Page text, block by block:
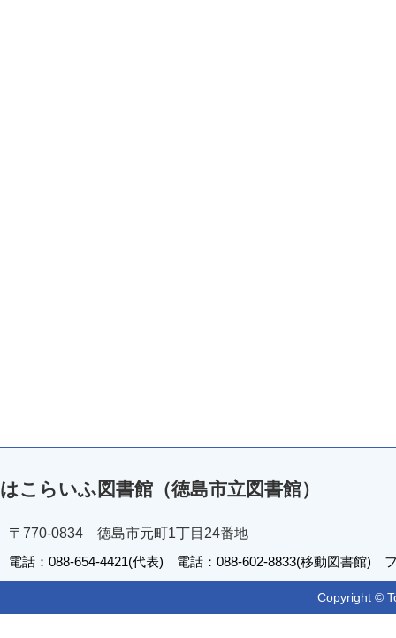
はこらいふ図書館（徳島市立図書館）
〒770-0834 徳島市元町1丁目24番地
電話：088-654-4421(代表) 電話：088-602-8833(移動図書館)
Copyright ©